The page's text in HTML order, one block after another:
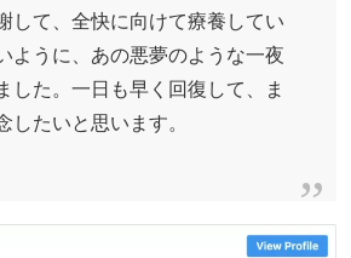
して、全快に向けて療養してい
ように、あの悪夢のような一夜
した。一日も早く回復して、ま
したいと思います。